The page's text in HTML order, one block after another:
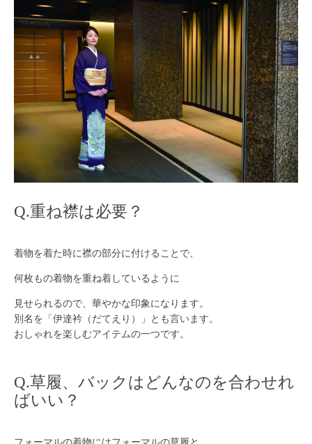
Q.重ね襟は必要？
着物を着た時に襟の部分に付けることで、
何枚もの着物を重ね着しているように
見せられるので、華やかな印象になります。
別名を「伊達衿（だてえり）」とも言います。
おしゃれを楽しむアイテムの一つです。
Q.草履、バックはどんなのを合わせれ
ばいい？